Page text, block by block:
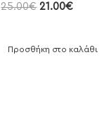
25.00€ 21.00€
Προσθήκη στο καλάθι